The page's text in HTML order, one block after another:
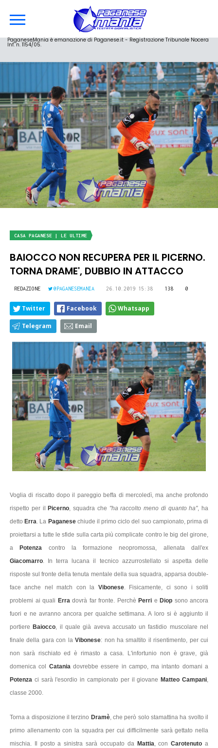
PaganeseMania è emanazione di Paganese.it - Registrazione Tribunale Nocera
Inf. n. 1154/05.
CASA PAGANESE | LE ULTIME
BAIOCCO NON RECUPERA PER IL PICERNO.
TORNA DRAME', DUBBIO IN ATTACCO
REDAZIONE @PAGANESEMANIA 26.10.2019 15:38 138 0
Twitter Facebook Whatsapp
Telegram Email
Voglia di riscatto dopo il pareggio beffa di mercoledì, ma anche profondo
rispetto per il
Picerno, squadra che "ha raccolto meno di quanto ha", ha
detto Erra. La Paganese chiude il primo ciclo del suo campionato, prima di
proiettarsi a tutte le sfide sulla carta più complicate contro le big del girone,
a
Potenza contro la formazione neopromossa, allenata dall'ex
Giacomarro. In terra lucana il tecnico azzurrostellato si aspetta delle
risposte sul fronte della tenuta mentale della sua squadra, apparsa double-
face anche nel match con la Vibonese. Fisicamente, ci sono i soliti
problemi ai quali Erra dovrà far fronte. Perchè Perri e Diop sono ancora
fuori e ne avranno ancora per qualche settimana. A loro si è aggiunto il
portiere Baiocco, il quale già aveva accusato un fastidio muscolare nel
finale della gara con laVibonese: non ha smaltito il risentimento, per cui
non sarà rischiato ed è rimasto a casa. L'infortunio non è grave, già
domenica col Catania dovrebbe essere in campo, ma intanto domani a
Potenza ci sarà l'esordio in campionato per il giovane Matteo Campani,
classe 2000.
Torna a disposizione il terzino Dramè, che però solo stamattina ha svolto il
primo allenamento con la squadra per cui difficilmente sarà gettato nella
mischia. Il posto a sinistra sarà occupato da Mattia, conCarotenutoa